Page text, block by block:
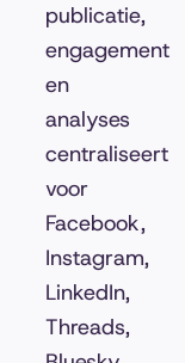
publicatie,
engagement
en
analyses
centraliseert
voor
Facebook,
Instagram,
LinkedIn,
Threads,